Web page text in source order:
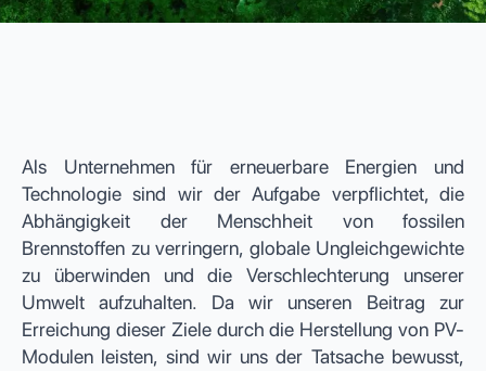
Als Unternehmen für erneuerbare Energien und
Technologie sind wir der Aufgabe verpflichtet, die
Abhängigkeit der Menschheit von fossilen
Brennstoffen zu verringern, globale Ungleichgewichte
zu überwinden und die Verschlechterung unserer
Umwelt aufzuhalten. Da wir unseren Beitrag zur
Erreichung dieser Ziele durch die Herstellung von PV-
Modulen leisten, sind wir uns der Tatsache bewusst,